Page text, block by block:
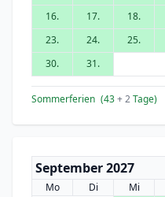
16.
17. 18.
23.
24. 25.
30.
31.
Sommerferien (43+ 2Tage)
September 2027
Mo Di Mi